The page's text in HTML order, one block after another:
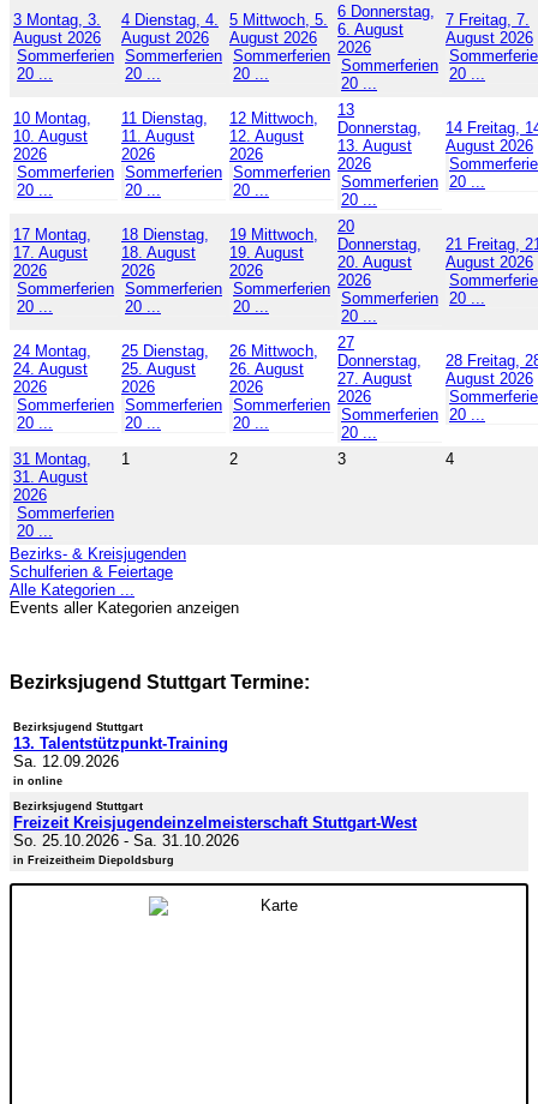
3 Montag, 3.
August 2026
Sommerferien
20 ...
4 Dienstag, 4.
August 2026
Sommerferien
20 ...
5 Mittwoch, 5.
August 2026
Sommerferien
20 ...
6 Donnerstag,
6. August
2026
Sommerferien
20 ...
7 Freitag, 7.
August 2026
20 ...
10 Montag,
10. August
2026
Sommerferien
20 ...
11 Dienstag,
11. August
2026
Sommerferien
20 ...
12 Mittwoch,
12. August
2026
Sommerferien
20 ...
13
Donnerstag,
13. August
2026
Sommerferien
20 ...
14 Freitag,
August 2026
20 ...
17 Montag,
17. August
2026
Sommerferien
20 ...
18 Dienstag,
18. August
2026
Sommerferien
20 ...
19 Mittwoch,
19. August
2026
Sommerferien
20 ...
20
Donnerstag,
20. August
2026
Sommerferien
20 ...
21 Freitag,
August 2026
20 ...
24 Montag,
24. August
2026
Sommerferien
20 ...
25 Dienstag,
25. August
2026
Sommerferien
20 ...
26 Mittwoch,
26. August
2026
Sommerferien
20 ...
27
Donnerstag,
27. August
2026
Sommerferien
20 ...
28 Freitag,
August 2026
20 ...
31 Montag,
31. August
2026
Sommerferien
20 ...
1 2 3 4
Bezirks- & Kreisjugenden
Schulferien & Feiertage
Alle Kategorien ...
Events aller Kategorien anzeigen
Bezirksjugend Stuttgart Termine:
Bezirksjugend Stuttgart
13. Talentstützpunkt-Training
Sa. 12.09.2026
in online
Bezirksjugend Stuttgart
Freizeit Kreisjugendeinzelmeisterschaft Stuttgart-West
So. 25.10.2026 - Sa. 31.10.2026
in Freizeitheim Diepoldsburg